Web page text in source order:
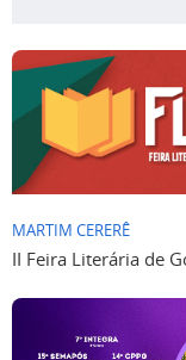
MARTIM CERERÊ
II Feira Literária de